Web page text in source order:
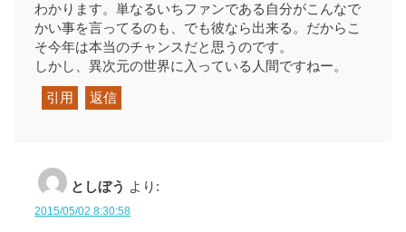
わかります。単なるいちファンである自分がこんなで
かい事を言ってるのも、でも彼なら出来る。だからこ
そ今年は本当のチャンスだと思うのです。
しかし、異次元の世界に入っている人間ですねー。
引用 返信
としぼう より:
2015/05/02 8:30:58